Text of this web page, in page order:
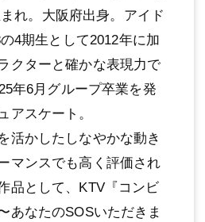
れ。⼤阪府出⾝。アイド
4期⽣として2012年に加
クターと確かな表現⼒で
年6⽉グループ卒業を発
アスケート。
活かしたしなやかな動き
マンスでも⾼く評価され
品として、KTV『コンビ
あなたのSOSいただきま